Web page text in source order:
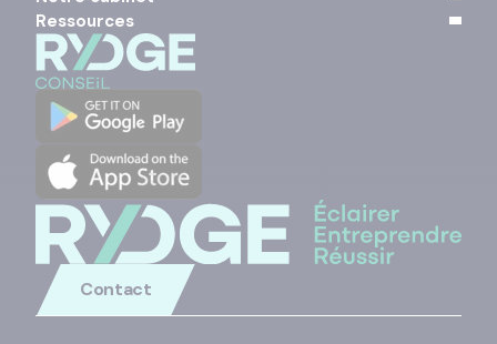
Ressources
Contact